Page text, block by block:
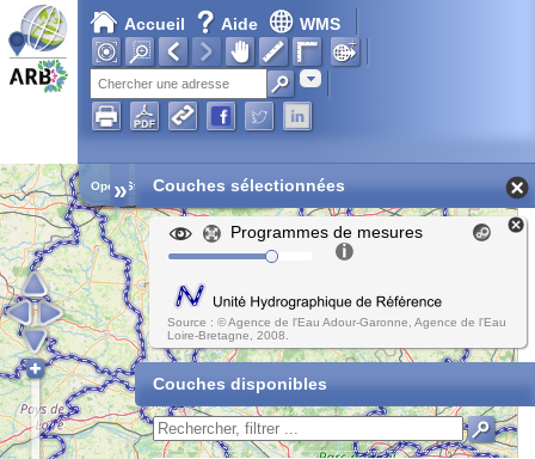
Accueil Aide WMS
Adresse
Open Street Map
» Couches sélectionnées
Programmes de mesures
Source : © Agence de l'Eau Adour-Garonne, Agence de l'Eau
Loire-Bretagne, 2008.
Couches disponibles